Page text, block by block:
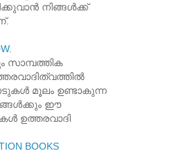
നിങ്ങൾക്ക്
.
മൂലം ഉണ്ടാകുന്ന
ഈ
ഉത്തരവാദി
BOOKS